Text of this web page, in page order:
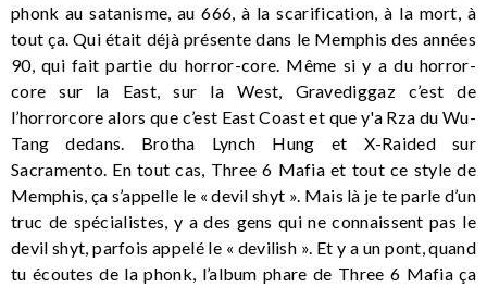
phonk au satanisme, au 666, à la scarification, à la mort, à
tout ça. Qui était déjà présente dans le Memphis des années
90, qui fait partie du horror-core. Même si y a du horror-
core sur la East, sur la West, Gravediggaz c’est de
l’horrorcore alors que c’est East Coast et que y'a Rza du Wu-
Tang dedans. Brotha Lynch Hung et X-Raided sur
Sacramento. En tout cas, Three 6 Mafia et tout ce style de
Memphis, ça s’appelle le « devil shyt ». Mais là je te parle d’un
truc de spécialistes, y a des gens qui ne connaissent pas le
devil shyt, parfois appelé le « devilish ». Et y a un pont, quand
tu écoutes de la phonk, l’album phare de Three 6 Mafia ça